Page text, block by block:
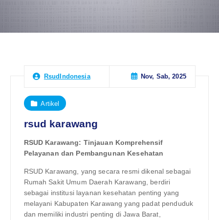
RsudIndonesia Nov, Sab, 2025
Artikel
rsud karawang
RSUD Karawang: Tinjauan Komprehensif
Pelayanan dan Pembangunan Kesehatan
RSUD Karawang, yang secara resmi dikenal sebagai
Rumah Sakit Umum Daerah Karawang, berdiri
sebagai institusi layanan kesehatan penting yang
melayani Kabupaten Karawang yang padat penduduk
dan memiliki industri penting di Jawa Barat,